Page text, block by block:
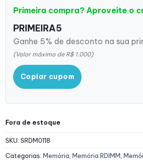
Primeira compra? Aproveite o
PRIMEIRA5
Ganhe 5% de desconto na sua
(Valor máximo de R$ 1.000)
Copiar cupom
Fora de estoque
SKU: SRDM0118
Categorias: Memória Memória RDIMM